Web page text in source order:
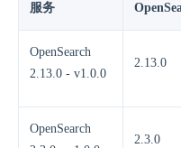
服务
OpenSearch
2.13.0 - v1.0.0
2.13.0
OpenSearch
2.3.0